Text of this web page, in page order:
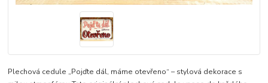
Plechová cedule „Pojďte dál, máme otevřeno“ – stylová dekorace s